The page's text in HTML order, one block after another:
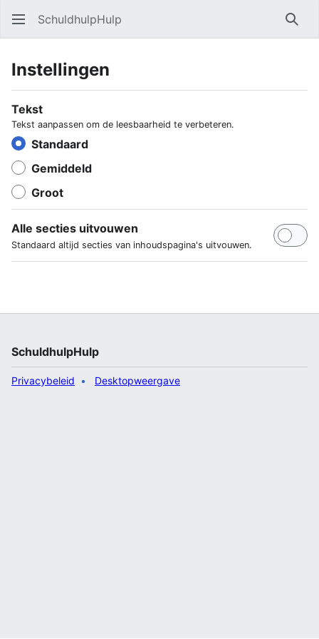
SchuldhulpHulp
Instellingen
Tekst
Tekst aanpassen om de leesbaarheid te verbeteren.
Standaard
Gemiddeld
Groot
Alle secties uitvouwen
Standaard altijd secties van inhoudspagina's uitvouwen.
SchuldhulpHulp
Privacybeleid Desktopweergave